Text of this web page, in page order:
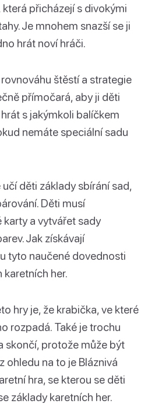
přicházejí s divokými
Je mnohem snazší se ji
hrát noví hráči.
štěstí a strategie
přímočará, aby ji děti
s jakýmkoli balíčkem
nemáte speciální sadu
děti základy sbírání sad,
Děti musí
a vytvářet sady
Jak získávají
tyto naučené dovednosti
her.
hry je, že krabička, ve které
rozpadá. Také je trochu
skončí, protože může být
ohledu na to je Bláznivá
hra, se kterou se děti
základy karetních her.